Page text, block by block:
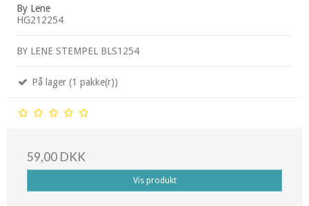
By Lene
HG212254
BY LENE STEMPEL BLS1254
På lager (1 pakke(r))
59,00 DKK
Vis produkt